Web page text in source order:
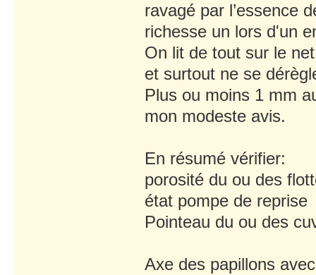
ravagé par l’essence
richesse un lors d'un
On lit de tout sur le
et surtout ne se
Plus ou moins 1 mm
mon modeste avis.
En résumé vérifier:
porosité du ou des
état pompe de reprise
Pointeau du ou des
Axe des papillons